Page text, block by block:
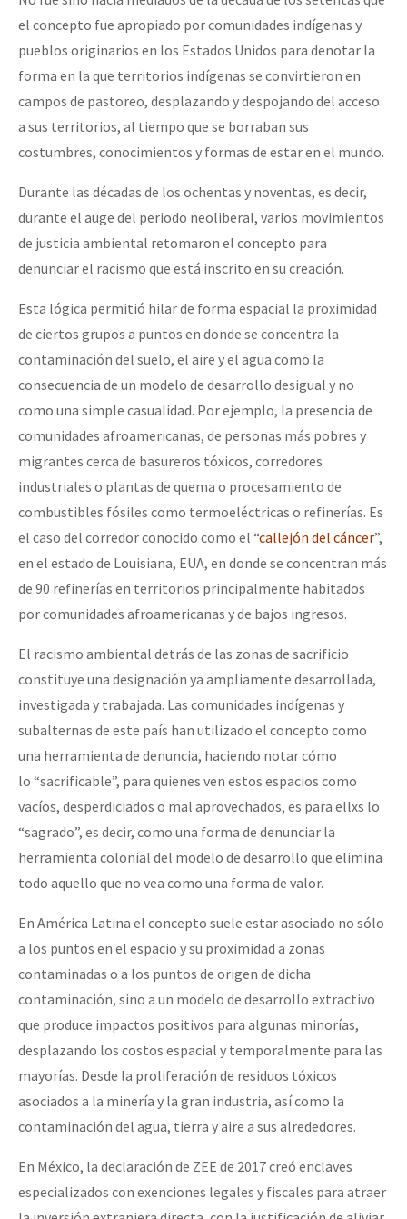
el concepto fue apropiado por comunidades indígenas y
pueblos originarios en los Estados Unidos para denotar la
forma en la que territorios indígenas se convirtieron en
campos de pastoreo, desplazando y despojando del acceso
a sus territorios, al tiempo que se borraban sus
costumbres, conocimientos y formas de estar en el mundo.
Durante las décadas de los ochentas y noventas, es decir,
durante el auge del periodo neoliberal, varios movimientos
de justicia ambiental retomaron el concepto para
denunciar el racismo que está inscrito en su creación.
Esta lógica permitió hilar de forma espacial la proximidad
de ciertos grupos a puntos en donde se concentra la
contaminación del suelo, el aire y el agua como la
consecuencia de un modelo de desarrollo desigual y no
como una simple casualidad. Por ejemplo, la presencia de
comunidades afroamericanas, de personas más pobres y
migrantes cerca de basureros tóxicos, corredores
industriales o plantas de quema o procesamiento de
combustibles fósiles como termoeléctricas o refinerías. Es
el caso del corredor conocido como el “callejón del cáncer”,
en el estado de Louisiana, EUA, en donde se concentran más
de 90 refinerías en territorios principalmente habitados
por comunidades afroamericanas y de bajos ingresos.
El racismo ambiental detrás de las zonas de sacrificio
constituye una designación ya ampliamente desarrollada,
investigada y trabajada. Las comunidades indígenas y
subalternas de este país han utilizado el concepto como
una herramienta de denuncia, haciendo notar cómo
lo “sacrificable”, para quienes ven estos espacios como
vacíos, desperdiciados o mal aprovechados, es para ellxs lo
“sagrado”, es decir, como una forma de denunciar la
herramienta colonial del modelo de desarrollo que elimina
todo aquello que no vea como una forma de valor.
En América Latina el concepto suele estar asociado no sólo
a los puntos en el espacio y su proximidad a zonas
contaminadas o a los puntos de origen de dicha
contaminación, sino a un modelo de desarrollo extractivo
que produce impactos positivos para algunas minorías,
desplazando los costos espacial y temporalmente para las
mayorías. Desde la proliferación de residuos tóxicos
asociados a la minería y la gran industria, así como la
contaminación del agua, tierra y aire a sus alrededores.
En México, la declaración de ZEE de 2017 creó enclaves
especializados con exenciones legales y fiscales para atraer